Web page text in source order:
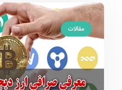
مقالات